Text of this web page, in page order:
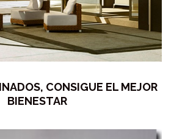
CONSIGUE EL MEJOR
BIENESTAR